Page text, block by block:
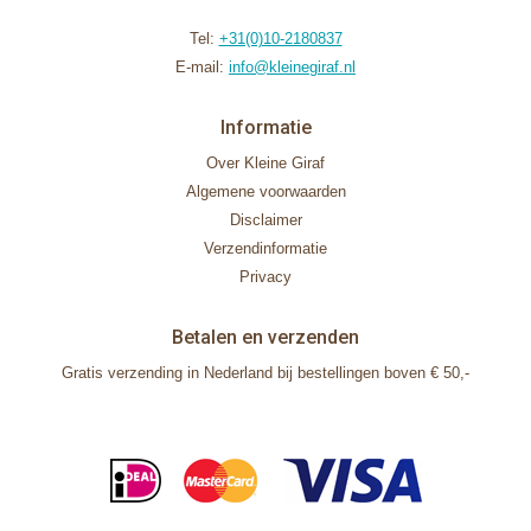
Tel: +31(0)10-2180837
E-mail: info@kleinegiraf.nl
Informatie
Over Kleine Giraf
Algemene voorwaarden
Disclaimer
Verzendinformatie
Privacy
Betalen en verzenden
Gratis verzending in Nederland bij bestellingen boven € 50,-